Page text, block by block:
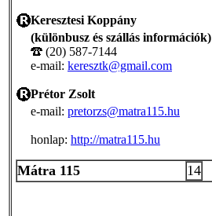
Keresztesi Koppány
(különbusz és szállás információk)
(20) 587-7144
e-mail: keresztk@gmail.com
Prétor Zsolt
e-mail: pretorzs@matra115.hu
honlap: http://matra115.hu
Mátra 115 14